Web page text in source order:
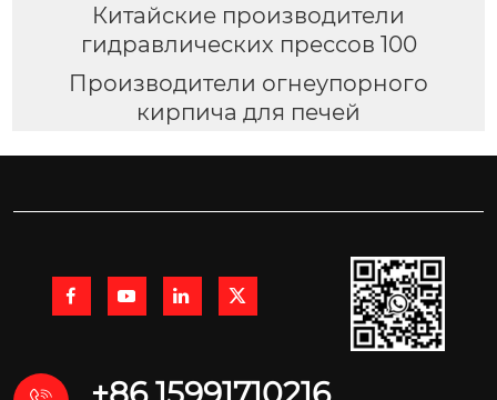
Китайские производители
гидравлических прессов 100
Производители огнеупорного
кирпича для печей
   